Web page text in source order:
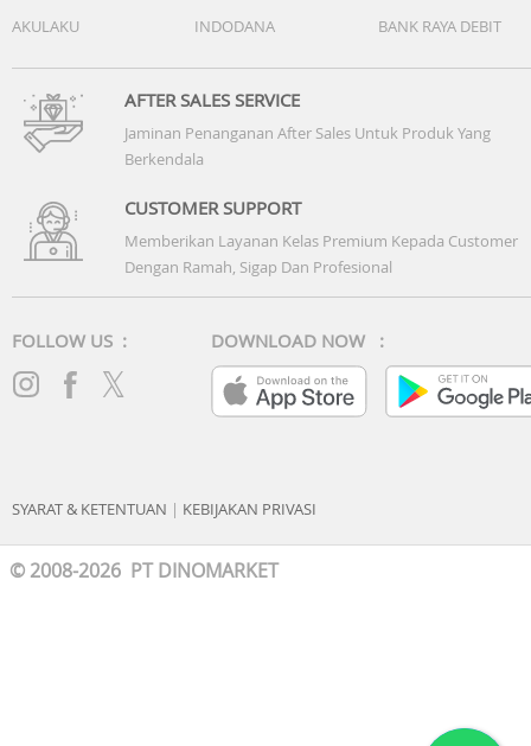
AKULAKU
INDODANA BANK RAYA DEBIT
AFTER SALES SERVICE
Jaminan Penanganan After Sales Untuk Produk Yang
Berkendala
CUSTOMER SUPPORT
Memberikan Layanan Kelas Premium Kepada Customer
Dengan Ramah, Sigap Dan Profesional
FOLLOW US : DOWNLOAD NOW :
SYARAT & KETENTUAN | KEBIJAKAN PRIVASI
© 2008-2026 PT DINOMARKET